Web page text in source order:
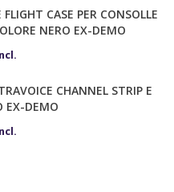
CASE PER CONSOLLE
NERO EX-DEMO
CHANNEL STRIP E
EX-DEMO